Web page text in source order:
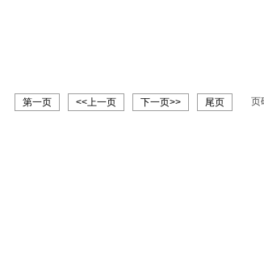
第一页 <<上一页 下一页>> 尾页 页